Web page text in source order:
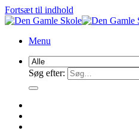
Fortsæt til indhold
Menu
Søg efter: